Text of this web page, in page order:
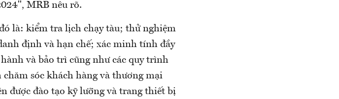
MRB nêu rõ.
là: kiểm tra lịch chạy tàu; thử nghiệm
định và hạn chế; xác minh tính đầy
và bảo trì cũng như các quy trình
sóc khách hàng và thương mại
được đào tạo kỹ lưỡng và trang thiết bị